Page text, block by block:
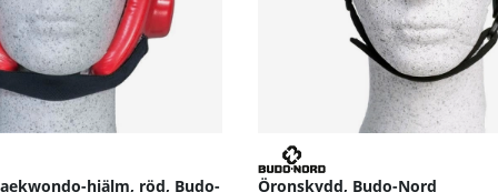
hjälm, röd, Budo- Öronskydd, Budo-Nord